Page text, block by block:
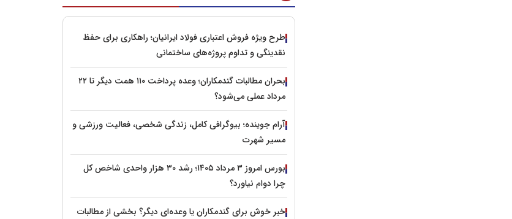
طرح ویژه فروش اعتباری فولاد ایرانیان؛ راهکاری برای حفظ
نقدینگی و تداوم پروژه‌های ساختمانی
بحران مطالبات گندمکاران؛ وعده پرداخت ۱۱۰ همت دیگر تا ۲۲
مرداد عملی می‌شود؟
آرام جوینده؛ بیوگرافی کامل، زندگی شخصی، فعالیت ورزشی و
مسیر شهرت
بورس امروز ۳ مرداد ۱۴۰۵؛ رشد ۳۰ هزار واحدی شاخص کل
چرا دوام نیاورد؟
خبر خوش برای گندمکاران یا وعده‌ای دیگر؟ بخشی از مطالبات